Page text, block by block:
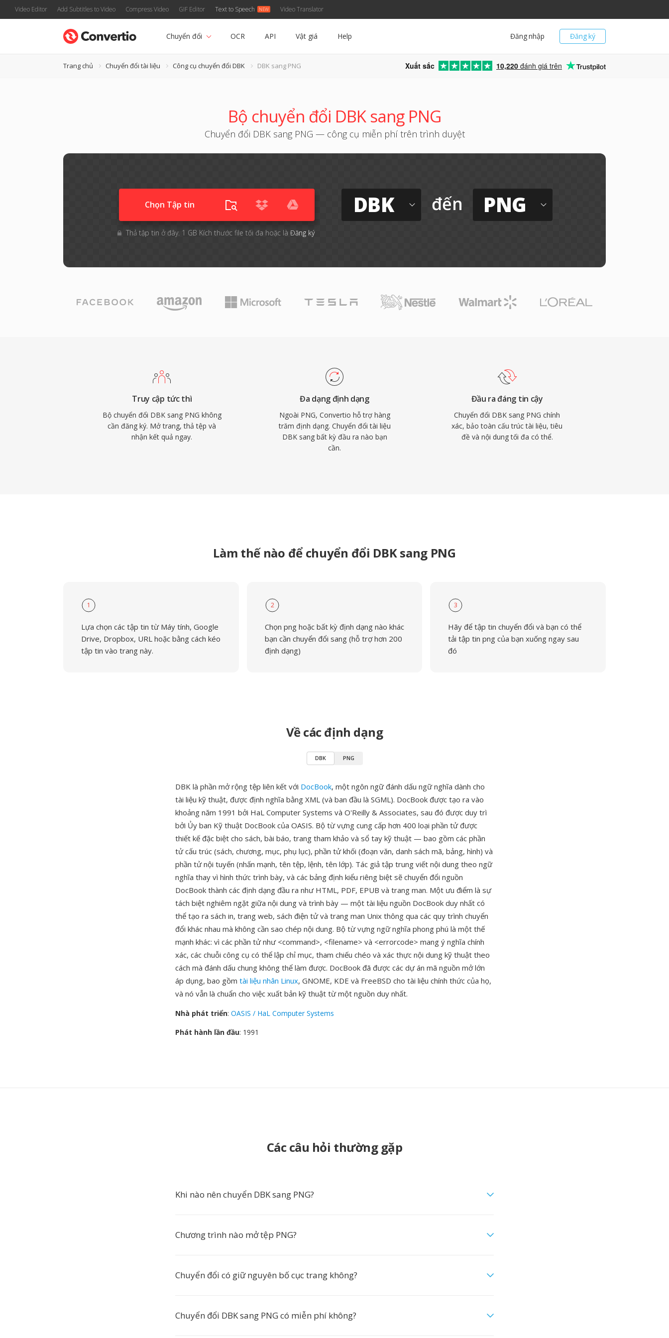
Video Editor Add Subtitles to Video Compress Video GIF Editor Text to Speech Video Translator
Đăng ký
Đăng nhập
Chuyển đổi OCR API Vật giá Help
Trang chủ Chuyển đổi tài liệu Công cụ chuyển đổi DBK DBK sang PNG Xuất sắc 10,220 đánh giá trên
Bộ chuyển đổi DBK sang PNG
Chuyển đổi DBK sang PNG — công cụ miễn phí trên trình duyệt
Chọn Tập tin
Thả tập tin ở đây. 1 GB Kích thước file tối đa hoặc là Đăng ký
DBK đến PNG
Truy cập tức thì
Bộ chuyển đổi DBK sang PNG không
cần đăng ký. Mở trang, thả tệp và
nhận kết quả ngay.
Đa dạng định dạng
Ngoài PNG, Convertio hỗ trợ hàng
trăm định dạng. Chuyển đổi tài liệu
DBK sang bất kỳ đầu ra nào bạn
cần.
Đầu ra đáng tin cậy
Chuyển đổi DBK sang PNG chính
xác, bảo toàn cấu trúc tài liệu, tiêu
đề và nội dung tối đa có thể.
Làm thế nào để chuyển đổi DBK sang PNG
1
Lựa chọn các tập tin từ Máy tính, Google
Drive, Dropbox, URL hoặc bằng cách kéo
tập tin vào trang này.
2
Chọn png hoặc bất kỳ định dạng nào khác
bạn cần chuyển đổi sang (hỗ trợ hơn 200
định dạng)
3
Hãy để tập tin chuyển đổi và bạn có thể
tải tập tin png của bạn xuống ngay sau
đó
Về các định dạng
DBK PNG
DBK là phần mở rộng tệp liên kết với DocBook, một ngôn ngữ đánh dấu ngữ nghĩa dành cho
tài liệu kỹ thuật, được định nghĩa bằng XML (và ban đầu là SGML). DocBook được tạo ra vào
khoảng năm 1991 bởi HaL Computer Systems và O'Reilly & Associates, sau đó được duy trì
bởi Ủy ban Kỹ thuật DocBook của OASIS. Bộ từ vựng cung cấp hơn 400 loại phần tử được
thiết kế đặc biệt cho sách, bài báo, trang tham khảo và sổ tay kỹ thuật — bao gồm các phần
tử cấu trúc (sách, chương, mục, phụ lục), phần tử khối (đoạn văn, danh sách mã, bảng, hình) và
phần tử nội tuyến (nhấn mạnh, tên tệp, lệnh, tên lớp). Tác giả tập trung viết nội dung theo ngữ
nghĩa thay vì hình thức trình bày, và các bảng định kiểu riêng biệt sẽ chuyển đổi nguồn
DocBook thành các định dạng đầu ra như HTML, PDF, EPUB và trang man. Một ưu điểm là sự
tách biệt nghiêm ngặt giữa nội dung và trình bày — một tài liệu nguồn DocBook duy nhất có
thể tạo ra sách in, trang web, sách điện tử và trang man Unix thông qua các quy trình chuyển
đổi khác nhau mà không cần sao chép nội dung. Bộ từ vựng ngữ nghĩa phong phú là một thế
mạnh khác: vì các phần tử như <command>, <filename> và <errorcode> mang ý nghĩa chính
xác, các chuỗi công cụ có thể lập chỉ mục, tham chiếu chéo và xác thực nội dung kỹ thuật theo
cách mà đánh dấu chung không thể làm được. DocBook đã được các dự án mã nguồn mở lớn
áp dụng, bao gồm tài liệu nhân Linux, GNOME, KDE và FreeBSD cho tài liệu chính thức của họ,
và nó vẫn là chuẩn cho việc xuất bản kỹ thuật từ một nguồn duy nhất.
Nhà phát triển: OASIS / HaL Computer Systems
Phát hành lần đầu: 1991
Các câu hỏi thường gặp
Khi nào nên chuyển DBK sang PNG?
Chương trình nào mở tệp PNG?
Chuyển đổi có giữ nguyên bố cục trang không?
Chuyển đổi DBK sang PNG có miễn phí không?